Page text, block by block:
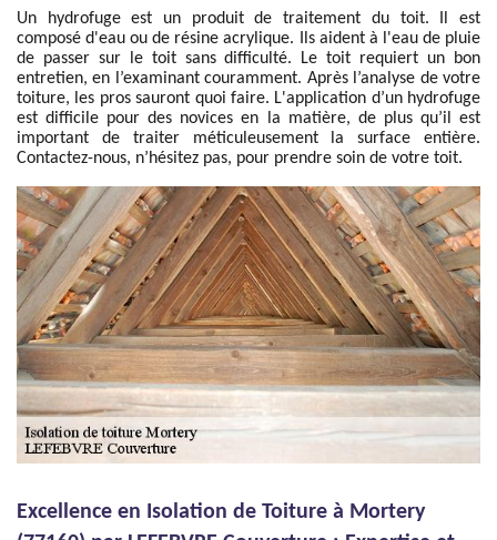
Un hydrofuge est un produit de traitement du toit. Il est
composé d'eau ou de résine acrylique. Ils aident à l'eau de pluie
de passer sur le toit sans difficulté. Le toit requiert un bon
entretien, en l’examinant couramment. Après l’analyse de votre
toiture, les pros sauront quoi faire. L'application d’un hydrofuge
est difficile pour des novices en la matière, de plus qu’il est
important de traiter méticuleusement la surface entière.
Contactez-nous, n’hésitez pas, pour prendre soin de votre toit.
Excellence en Isolation de Toiture à Mortery